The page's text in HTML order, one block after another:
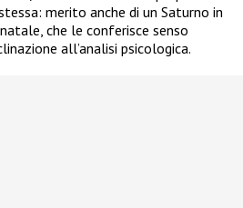
merito anche di un Saturno in
che le conferisce senso
all’analisi psicologica.